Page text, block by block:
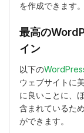
を作成できます。
最高の
イン
以下の
ウェブサイトに
に良いことに、
含まれているた
ができます。